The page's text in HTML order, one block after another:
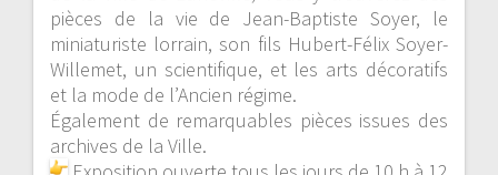
pièces de la vie de Jean-Baptiste Soyer, le
miniaturiste lorrain, son fils Hubert-Félix Soyer-
Willemet, un scientifique, et les arts décoratifs
et la mode de l’Ancien régime.
Également de remarquables pièces issues des
archives de la Ville.